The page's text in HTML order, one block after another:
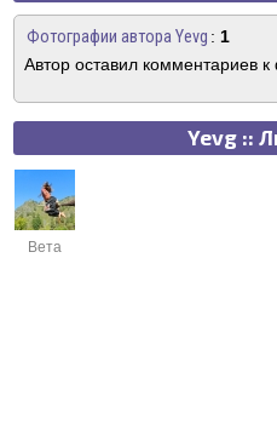
Фотографии автора Yevg : 1
Автор оставил комментариев
Yevg ::
Вета